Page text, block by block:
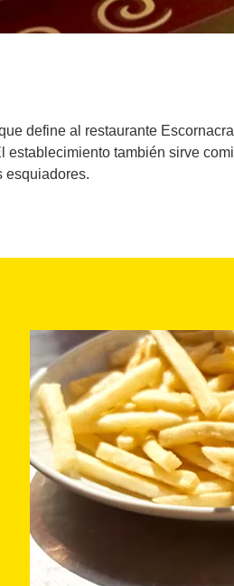
define al restaurante
también sirve
esquiadores.